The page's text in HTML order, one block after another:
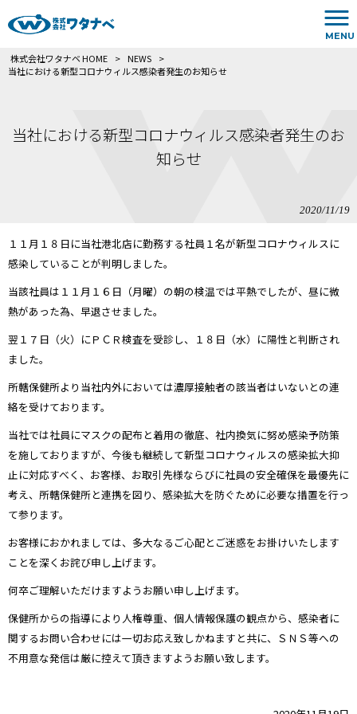
MENU
株式会社ワタナベ HOME > NEWS
>
当社における新型コロナウィルス感染者発生のお知らせ
当社における新型コロナウィルス感染者発生のお
知らせ
2020/11/19
１１月１８日に当社港北店に勤務する社員１名が新型コロナウィルスに
感染していることが判明しました。
当該社員は１１月１６日（月曜）の朝の検温では平熱でしたが、昼に微
熱があった為、早退させました。
翌１７日（火）にＰＣＲ検査を受診し、１８日（水）に陽性と判断され
ました。
所轄保健所より当社内外においては濃厚接触者の該当者はいないとの連
絡を受けております。
当社では社員にマスクの配布と着用の徹底、社内換気に努め感染予防策
を施しておりますが、今後も継続して新型コロナウィルスの感染拡大抑
止に対応すべく、お客様、お取引先様ならびに社員の安全確保を最優先に
考え、所轄保健所と連携を図り、感染拡大を防ぐために必要な措置を行っ
て参ります。
お客様におかれましては、多大なるご心配とご迷惑をお掛けいたします
ことを深くお詫び申し上げます。
何卒ご理解いただけますようお願い申し上げます。
保健所からの指導により人権尊重、個人情報保護の観点から、感染者に
関するお問い合わせには一切お応え致しかねますと共に、ＳＮＳ等への
不用意な発信は厳に控えて頂きますようお願い致します。